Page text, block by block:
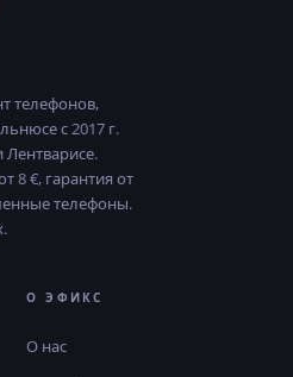
телефонов,
с 2017 г.
8 €, гарантия от
телефоны.
О ЭФИКС
О нас